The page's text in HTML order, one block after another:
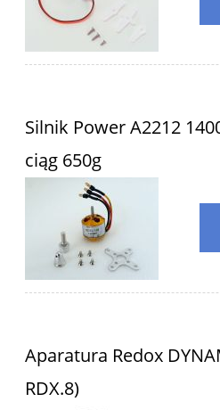
Silnik Power A2212
ciąg 650g
Aparatura Redox
RDX.8)